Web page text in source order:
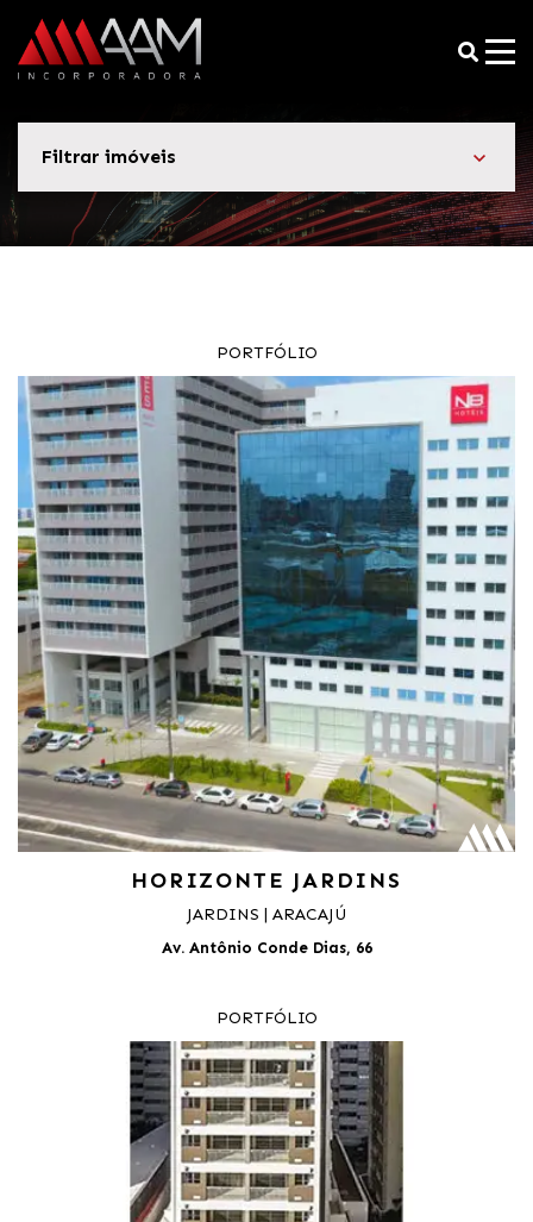
Filtrar imóveis
PORTFÓLIO
HORIZONTE JARDINS
JARDINS | ARACAJÚ
Av. Antônio Conde Dias, 66
PORTFÓLIO